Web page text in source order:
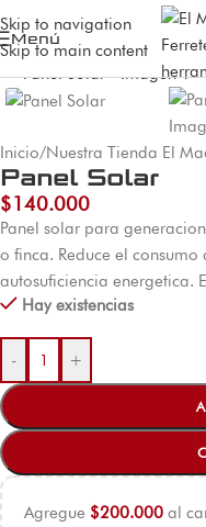
Skip to navigation
Skip to main content
Menú
Inicio/Nuestra Tienda El
Panel Solar
$140.000
Panel solar para
o finca. Reduce el
autosuficiencia energetica.
Hay existencias
- +
Agregue $200.000 al